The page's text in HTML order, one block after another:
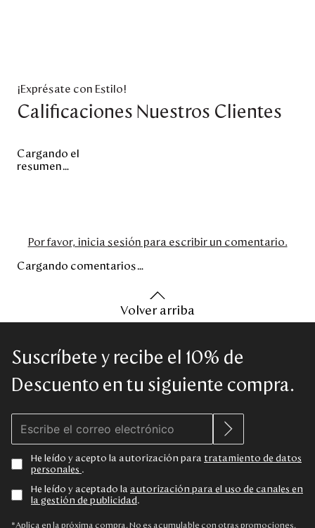
¡Exprésate con Estilo!
Calificaciones Nuestros Clientes
Cargando el
resumen…
Por favor, inicia sesión para escribir un comentario.
Cargando comentarios…
Volver arriba
Suscríbete y recibe el 10% de
Descuento en tu siguiente compra.
He leído y acepto la autorización para tratamiento de datos
personales .
He leído y aceptado la autorización para el uso de canales en
la gestión de publicidad .
*Aplica en la próxima compra. No es acumulable con otras promociones.